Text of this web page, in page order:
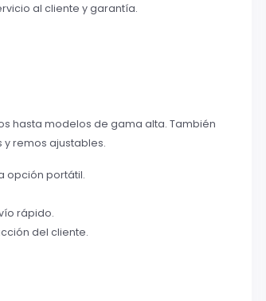
al cliente y garantía.
hasta modelos de gama alta. También
remos ajustables.
opción portátil.
rápido.
del cliente.